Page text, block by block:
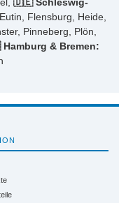
Flensburg, Heide,
Pinneberg, Plön,
& Bremen: